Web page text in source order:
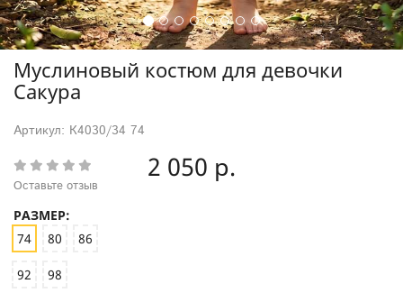
Муслиновый костюм для девочки
Сакура
Артикул: К4030/34 74
Оставьте отзыв
2 050 р.
РАЗМЕР:
74
80 86
92 98